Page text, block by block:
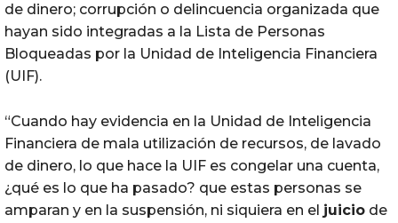
de dinero; corrupción o delincuencia organizada que
hayan sido integradas a la Lista de Personas
Bloqueadas por la Unidad de Inteligencia Financiera
(UIF).
“Cuando hay evidencia en la Unidad de Inteligencia
Financiera de mala utilización de recursos, de lavado
de dinero, lo que hace la UIF es congelar una cuenta,
¿qué es lo que ha pasado? que estas personas se
amparan y en la suspensión, ni siquiera en el juicio de